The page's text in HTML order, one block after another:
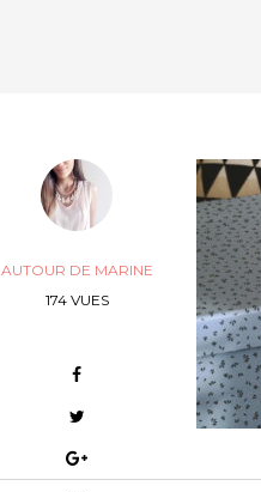
AUTOUR DE MARINE
174 VUES